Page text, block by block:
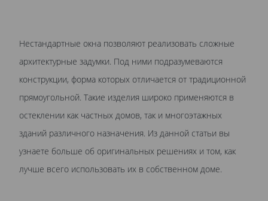
Нестандартные окна позволяют реализовать сложные
архитектурные задумки. Под ними подразумеваются
конструкции, форма которых отличается от традиционной
прямоугольной. Такие изделия широко применяются в
остеклении как частных домов, так и многоэтажных
зданий различного назначения. Из данной статьи вы
узнаете больше об оригинальных решениях и том, как
лучше всего использовать их в собственном доме.